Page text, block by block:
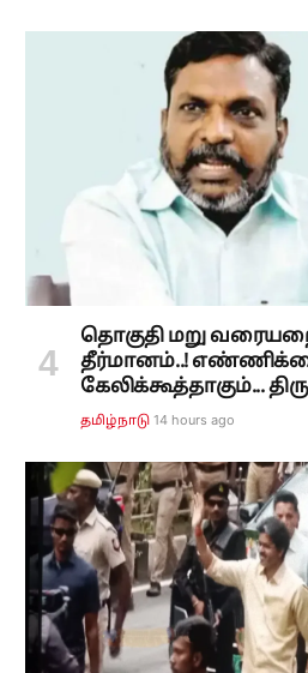
தொகுதி மறு
தீர்மானம்..!
கேலிக்கூத்தாகும்...
தமிழ்நாடு 14 hours ago